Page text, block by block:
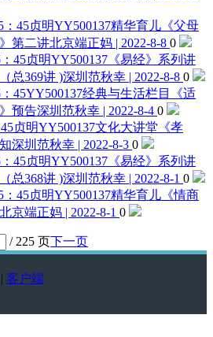
：45贞明YY500137精华育儿《父母
第二讲北京端正妈 | 2022-8-8 0
45贞明YY500137《易经》系列讲
总369讲 )深圳范秋幸 | 2022-8-8 0
45YY500137经典与生活栏目《适
预告深圳范秋幸 | 2022-8-4 0
贞明YY500137文化大讲堂《孝
深圳范秋幸 | 2022-8-3 0
45贞明YY500137《易经》系列讲
总368讲 )深圳范秋幸 | 2022-8-1 0
：45贞明YY500137精华育儿《情商
北京端正妈 | 2022-8-1 0
/ 225 页下一页
| 客户端